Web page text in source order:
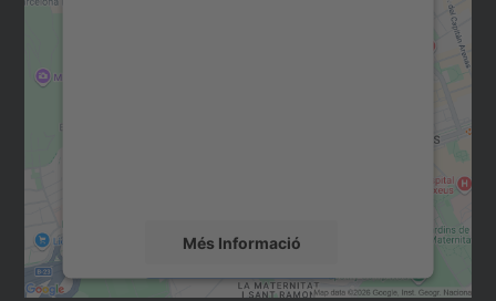
Més Informació